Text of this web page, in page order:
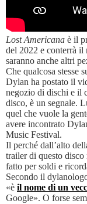
Lost Americana è il
del 2022 e conterrà il
saranno anche altri
Che qualcosa stesse
Dylan ha postato il
negozio di dischi e il
disco, è un segnale.
quel che vuole la
avere incontrato
Music Festival.
Il perché dall’alto
trailer di questo disco
fatto per soldi e
Secondo il
«è il nome di un
Google». O forse